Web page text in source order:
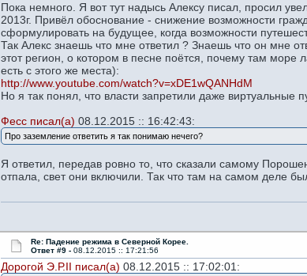
Пока немного. Я вот тут надысь Алексу писал, просил
2013г. Привёл обоснование - снижение возможности
сформулировать на будущее, когда возможности
Так Алекс знаешь что мне ответил ? Знаешь что он мне
этот регион, о котором в песне поётся, почему там море
есть с этого же места):
http://www.youtube.com/watch?v=xDE1wQANHdM
Но я так понял, что власти запретили даже виртуальные
Фесс писал(а) 08.12.2015 :: 16:42:43:
Про заземление ответить я так понимаю нечего?
Я ответил, передав ровно то, что сказали самому
отпала, свет они включили. Так что там на самом деле
Re: Падение режима в Северной Корее.
Ответ #9 - 08.12.2015 :: 17:21:56
Дорогой Э.Р.II писал(а) 08.12.2015 :: 17:02:01: